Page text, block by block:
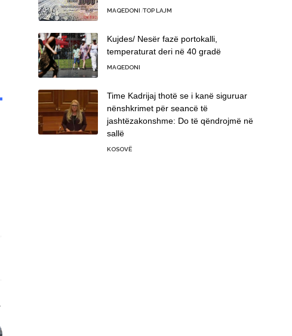
MAQEDONI TOP LAJM
Kujdes/ Nesër fazë portokalli,
temperaturat deri në 40 gradë
MAQEDONI
Time Kadrijaj thotë se i kanë siguruar
nënshkrimet për seancë të
jashtëzakonshme: Do të qëndrojmë në
sallë
KOSOVË